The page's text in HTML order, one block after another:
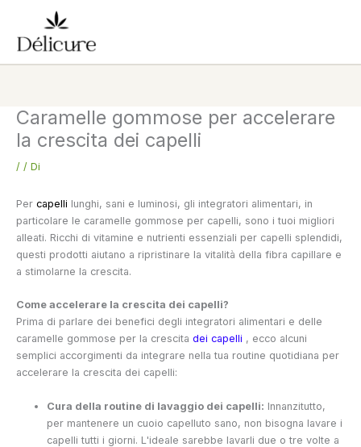
contenuto
Caramelle gommose per accelerare
la crescita dei capelli
/ / Di
Per capelli lunghi, sani e luminosi, gli integratori alimentari, in
particolare le caramelle gommose per capelli, sono i tuoi migliori
alleati. Ricchi di vitamine e nutrienti essenziali per capelli splendidi,
questi prodotti aiutano a ripristinare la vitalità della fibra capillare e
a stimolarne la crescita.
Come accelerare la crescita dei capelli?
Prima di parlare dei benefici degli integratori alimentari e delle
caramelle gommose per la crescita dei capelli , ecco alcuni
semplici accorgimenti da integrare nella tua routine quotidiana per
accelerare la crescita dei capelli:
Cura della routine di lavaggio dei capelli: Innanzitutto,
per mantenere un cuoio capelluto sano, non bisogna lavare i
capelli tutti i giorni. L'ideale sarebbe lavarli due o tre volte a